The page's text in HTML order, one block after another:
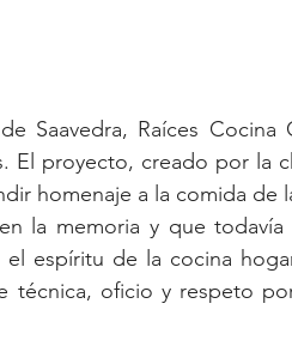
Saavedra, Raíces
El proyecto, creado por la
homenaje a la comida de
la memoria y que
espíritu de la cocina
técnica, oficio y respeto